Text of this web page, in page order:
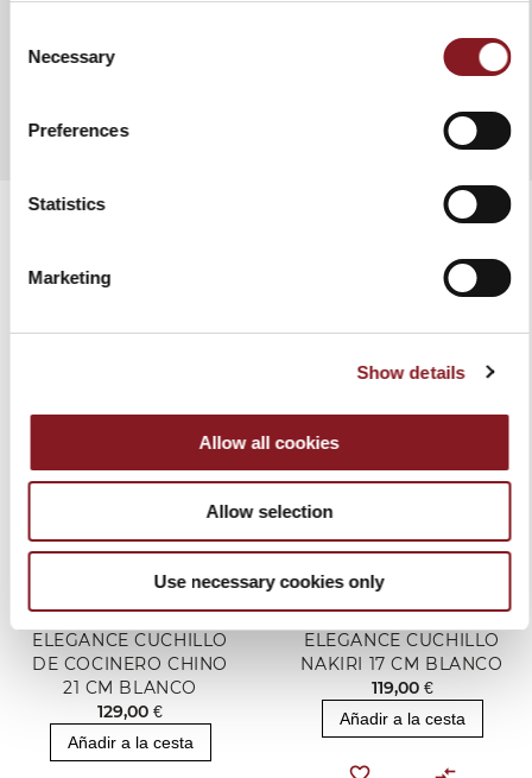
Selection
Necessary
Preferences
Statistics
Marketing
Show details
Allow all cookies
Allow selection
Use necessary cookies only
AÑADIR A COMPARAR
PRODUCTOS RELACIONADOS
ELEGANCE CUCHILLO
DE COCINERO CHINO
21 CM BLANCO
129,00 €
Añadir a la cesta
ELEGANCE CUCHILLO
NAKIRI 17 CM BLANCO
119,00 €
Añadir a la cesta